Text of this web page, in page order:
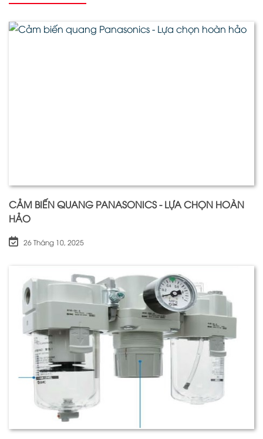
CẢM BIẾN QUANG PANASONICS - LỰA CHỌN HOÀN
HẢO
26 Tháng 10, 2025